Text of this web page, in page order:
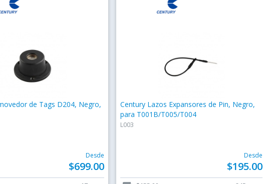
de Tags D204, Negro,
Desde
$699.00
Century Lazos Expansores de Pin, Negro,
para T001B/T005/T004
L003
Desde
$195.00